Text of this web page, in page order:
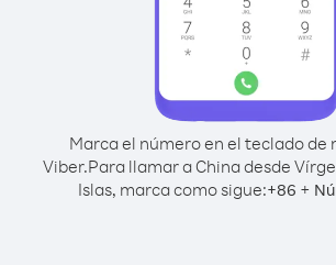
Marca el número en el teclado de
Viber.Para llamar a China desde
Islas, marca como sigue:+86 +